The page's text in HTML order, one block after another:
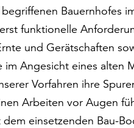
Bauernhofes
funktionelle
und Gerätschaften
im Angesicht eines alten
Vorfahren ihre
Arbeiten vor Augen
einsetzenden Bau-